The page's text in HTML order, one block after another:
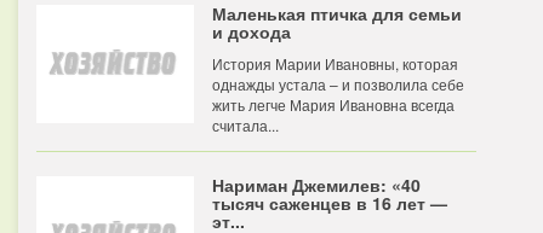
Маленькая птичка для семьи
и дохода
История Марии Ивановны, которая
однажды устала – и позволила себе
жить легче Мария Ивановна всегда
считала...
Нариман Джемилев: «40
тысяч саженцев в 16 лет —
эт...